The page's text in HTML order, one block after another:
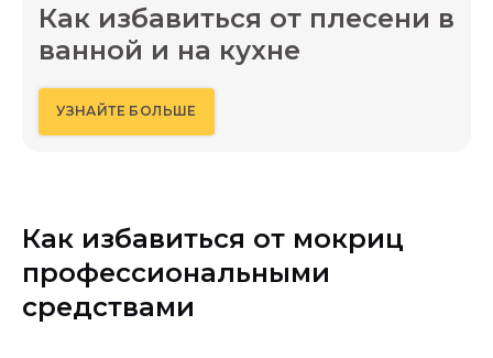
Как избавиться от плесени в
ванной и на кухне
УЗНАЙТЕ БОЛЬШЕ
Как избавиться от мокриц
профессиональными
средствами